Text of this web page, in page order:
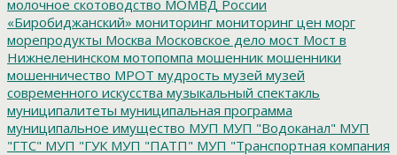
молочное скотоводство МОМВД России
«Биробиджанский» мониторинг мониторинг цен морг
морепродукты Москва Московское дело мост Мост в
Нижнеленинском мотопомпа мошенник мошенники
мошенничество МРОТ мудрость музей музей
современного искусства музыкальный спектакль
муниципалитеты муниципальная программа
муниципальное имущество МУП МУП "Водоканал" МУП
"ГТС" МУП "ГУК МУП "ПАТП" МУП "Транспортная компания